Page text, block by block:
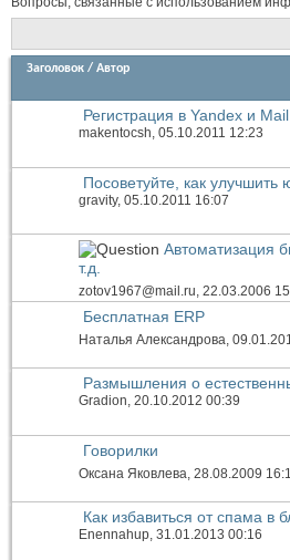
Заголовок / Автор
Регистрация в Yandex и Mail
makentocsh, 05.10.2011 12:23
Посоветуйте, как улучшить
gravity, 05.10.2011 16:07
Автоматизация
т.д.
zotov1967@mail.ru, 22.03.2006
Бесплатная ERP
Наталья Александрова ,
Размышления о
Gradion, 20.10.2012 00:39
Говорилки
Оксана Яковлева , 28.08.2009
Как избавиться от спама в
Enennahup, 31.01.2013 00:16